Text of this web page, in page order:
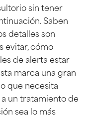
sin tener
Saben
detalles son
evitar, cómo
de alerta estar
marca una gran
que necesita
un tratamiento de
sea lo más